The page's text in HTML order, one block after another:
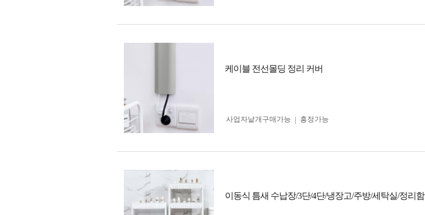
케이블 전선몰딩 정리 커버
사업자 낱개구매가능 흥정가능
이동식 틈새 수납장/3단/4단/냉장고/주방/세탁실/정리함